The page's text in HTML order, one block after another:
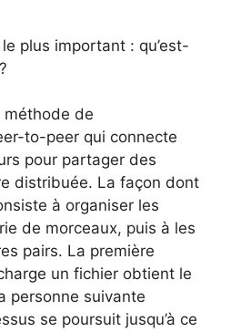
plus important : qu’est-
méthode de
to-peer qui connecte
pour partager des
distribuée. La façon dont
à organiser les
de morceaux, puis à les
pairs. La première
un fichier obtient le
personne suivante
se poursuit jusqu’à ce